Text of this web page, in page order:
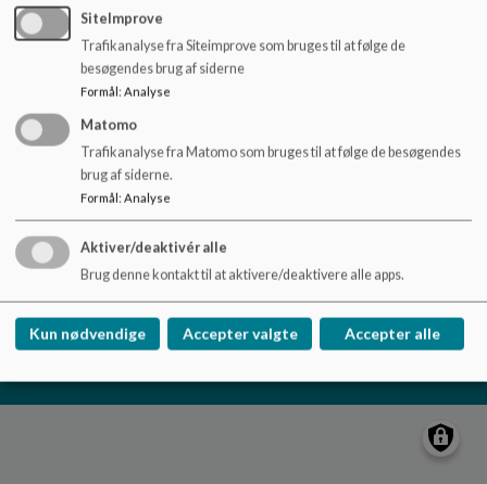
Børnehuset Uglen
Århusvej 27, Ugelbølle, 8410 Rønde
jajo@syddjurs.dk
23653541
EAN NR.
5798004440087
Sitemap
Cookie politik
SiteImprove
Trafikanalyse fra Siteimprove som bruges til at følge de
besøgendes brug af siderne
Formål: Analyse
Matomo
Trafikanalyse fra Matomo som bruges til at følge de besøgendes
brug af siderne.
Formål: Analyse
Aktiver/deaktivér alle
Brug denne kontakt til at aktivere/deaktivere alle apps.
Kun nødvendige Accepter valgte Accepter alle